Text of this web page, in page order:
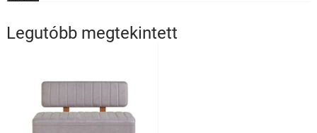
Legutóbb megtekintett